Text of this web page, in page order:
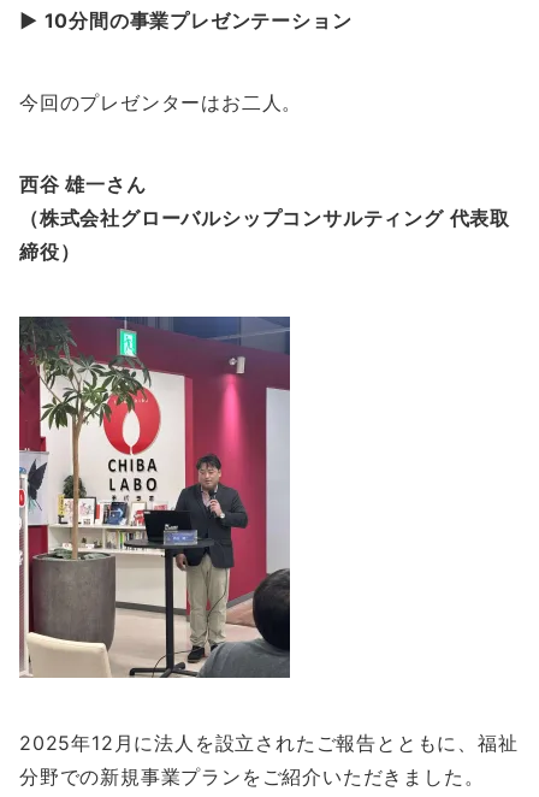
▶︎ 10分間の事業プレゼンテーション
今回のプレゼンターはお二人。
西谷 雄一さん
（株式会社グローバルシップコンサルティング 代表取
締役）
2025年12月に法人を設立されたご報告とともに、福祉
分野での新規事業プランをご紹介いただきました。